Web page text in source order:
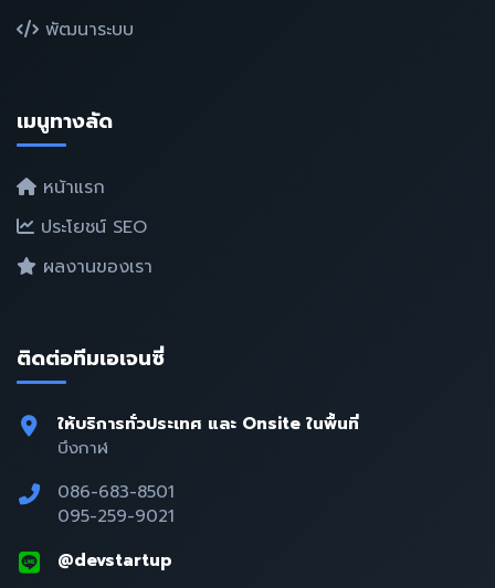
พัฒนาระบบ
เมนูทางลัด
หน้าแรก
ประโยชน์ SEO
ผลงานของเรา
ติดต่อทีมเอเจนซี่
ให้บริการทั่วประเทศ และ Onsite ในพื้นที่
บึงกาฬ
086-683-8501
095-259-9021
@devstartup